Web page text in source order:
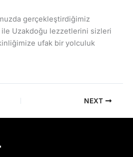
gerçekleştirdiğimiz
ile Uzakdoğu lezzetlerini sizleri
ufak bir yolculuk
NEXT